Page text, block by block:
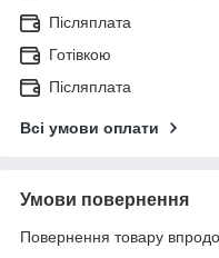
Післяплата
Готівкою
Післяплата
Всі умови оплати
Умови повернення
Повернення товару